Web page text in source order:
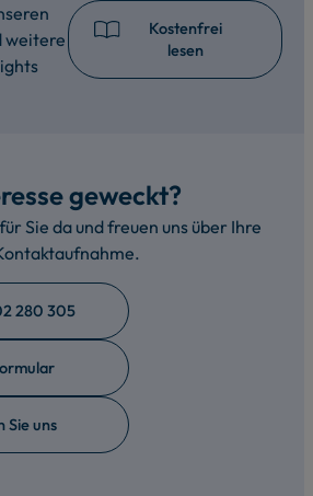
Kostenfrei
lesen
geweckt?
Sie da und freuen uns über Ihre
280 305
Sie uns